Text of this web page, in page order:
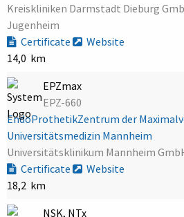
Kreiskliniken Darmstadt Dieburg
Jugenheim
Certificate
Website
14,0 km
EPZmax
EPZ-660
EndoProthetikZentrum der
Universitätsmedizin Mannheim
Universitätsklinikum Mannheim
Certificate
Website
18,2 km
NSK, NTx